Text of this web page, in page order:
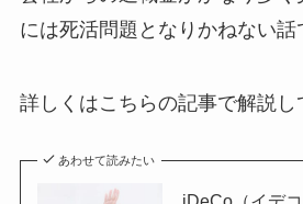
には死活問題となりかねない話
詳しくはこちらの記事で解説し
あわせて読みたい